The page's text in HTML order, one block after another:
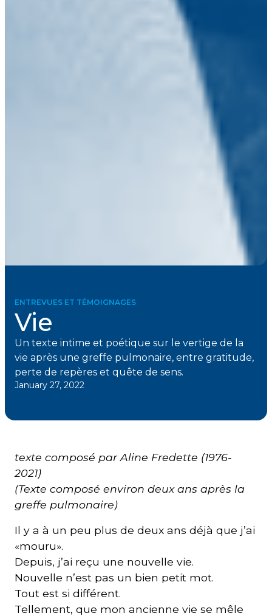
ENTREVUES ET TÉMOIGNAGES
Vie
Un texte intime et poétique sur le vertige de la
vie après une greffe pulmonaire, entre gratitude,
perte de repères et quête de sens.
January 27, 2022
texte composé par Aline Fredette (1976-
2021)
(Texte composé environ deux ans après la
greffe pulmonaire)
Il y a à un peu plus de deux ans déjà que j’ai
«mouru».
Depuis, j’ai reçu une nouvelle vie.
Nouvelle n’est pas un bien petit mot.
Tout est si différent.
Tellement, que mon ancienne vie se mêle